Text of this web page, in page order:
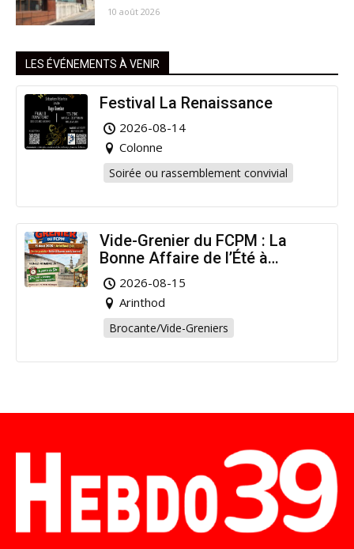
10 août 2026
LES ÉVÉNEMENTS À VENIR
Festival La Renaissance
2026-08-14
Colonne
Soirée ou rassemblement convivial
Vide-Grenier du FCPM : La
Bonne Affaire de l’Été à
Arinthod !
2026-08-15
Arinthod
Brocante/Vide-Greniers